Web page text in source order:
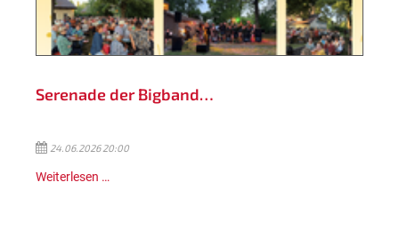
Serenade der Bigband…
24.06.2026 20:00
Weiterlesen …